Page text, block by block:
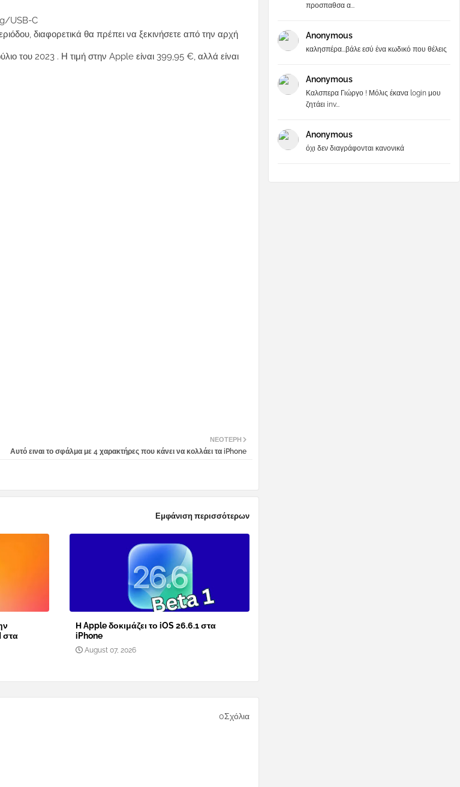
USB-C
διαφορετικά θα πρέπει να ξεκινήσετε από την αρχή
του 2023 . Η τιμή στην Apple είναι 399,95 €, αλλά είναι
ΝΕΌΤΕΡΗ
Αυτό ειναι το σφάλμα με 4 χαρακτήρες που κάνει να κολλάει τα iPhone
Εμφάνιση περισσότερων
στα
Η Apple δοκιμάζει το iOS 26.6.1 στα
iPhone
August 07, 2026
0Σχόλια
προσπαθσα α...
Anonymous
καλησπέρα...βάλε εσύ ένα κωδικό που θέλεις
Anonymous
Καλσπερα Γιώργο ! Μόλις έκανα login μου
ζητάει inv...
Anonymous
όχι δεν διαγράφονται κανονικά